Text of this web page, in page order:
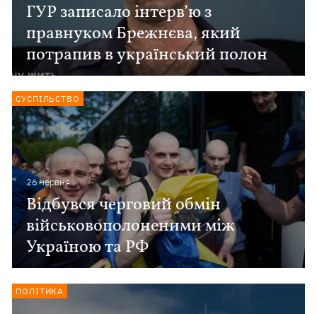
ГУР записало інтерв’ю з
правнуком Брежнєва, який
потрапив в український полон
26 червня
Відбувся черговий обмін
військовополоненими між
Україною та РФ
СУСПІЛЬСТВО
ПОЛІТИКА